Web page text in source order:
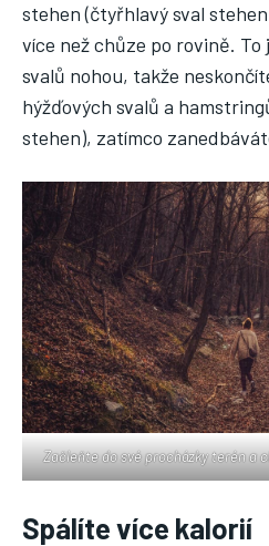
stehen (čtyřhlavý sval
více než chůze po rovině. To
svalů nohou, takže
hýžďových svalů a
stehen), zatímco
Začleňte do své procházky terén a
Spálíte více kalorií